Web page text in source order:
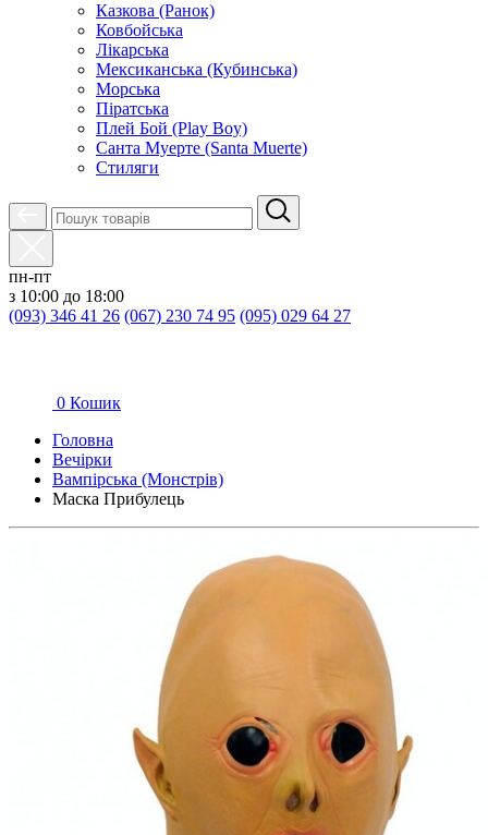
Казкова (Ранок)
Ковбойська
Лікарська
Мексиканська (Кубинська)
Морська
Піратська
Плей Бой (Play Boy)
Санта Муерте (Santa Muerte)
Стиляги
пн-пт
з 10:00 до 18:00
(093) 346 41 26 (067) 230 74 95 (095) 029 64 27
0 Кошик
Головна
Вечірки
Вампірська (Монстрів)
Маска Прибулець